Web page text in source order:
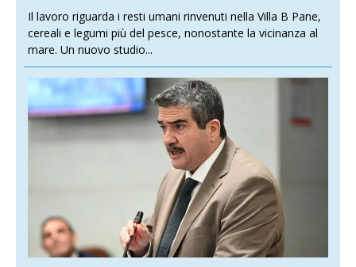
Il lavoro riguarda i resti umani rinvenuti nella Villa B Pane,
cereali e legumi più del pesce, nonostante la vicinanza al
mare. Un nuovo studio...